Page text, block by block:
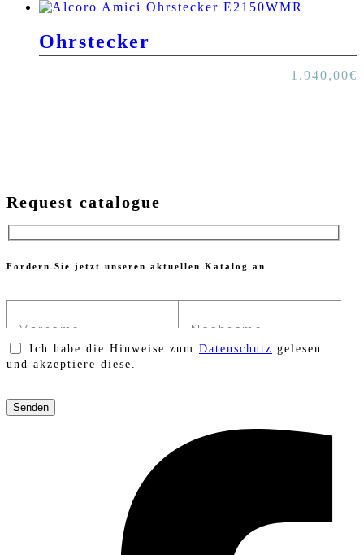
Ohrstecker
1.940,00€
Request catalogue
Fordern Sie jetzt unseren aktuellen Katalog an
Ich habe die Hinweise zum Datenschutz gelesen
und akzeptiere diese.
lasse